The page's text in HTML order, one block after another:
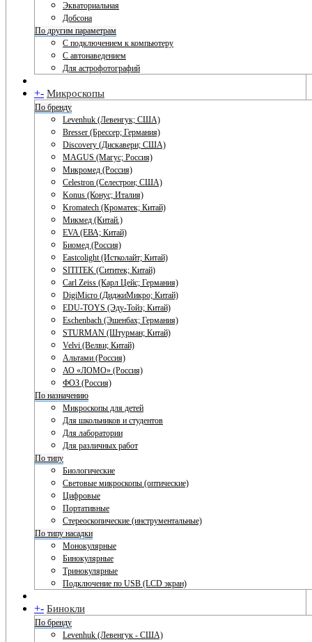
Экваториальная
Добсона
По другим параметрам
С подключением к компьютеру
С автонаведением
Для астрофотографий
+- Микроскопы
По бренду
Levenhuk (Левенгук; США)
Bresser (Брессер; Германия)
Discovery (Дискавери; США)
MAGUS (Магус; Россия)
Микромед (Россия)
Celestron (Селестрон; США)
Konus (Конус; Италия)
Kromatech (Кроматек; Китай)
Микмед (Китай.)
EVA (ЕВА; Китай)
Биомед (Россия)
Eastcolight (Истколайт; Китай)
SITITEK (Сититек; Китай)
Carl Zeiss (Карл Цейс; Германия)
DigiMicro (ДиджиМикро; Китай)
EDU-TOYS (Эду-Тойз; Китай)
Eschenbach (Эшенбах; Германия)
STURMAN (Штурман; Китай)
Velvi (Велви; Китай)
Альтами (Россия)
АО «ЛОМО» (Россия)
ФОЗ (Россия)
По назначению
Микроскопы для детей
Для школьников и студентов
Для лаборатории
Для различных работ
По типу
Биологические
Световые микроскопы (оптические)
Цифровые
Портативные
Стереоскопические (инструментальные)
По типу насадки
Монокулярные
Бинокулярные
Тринокулярные
Подключение по USB (LCD экран)
+- Бинокли
По бренду
Levenhuk (Левенгук - США)